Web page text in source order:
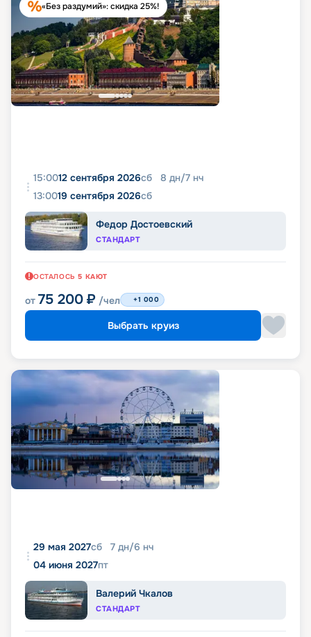
«Без раздумий»: скидка 25%!
15:0012 сентября 2026сб 8 дн/7 нч
13:0019 сентября 2026сб
Федор Достоевский
СТАНДАРТ
ОСТАЛОСЬ 5 КАЮТ
от 75 200 ₽ /чел +1 000
Выбрать круиз
29 мая 2027сб 7 дн/6 нч
04 июня 2027пт
Валерий Чкалов
СТАНДАРТ